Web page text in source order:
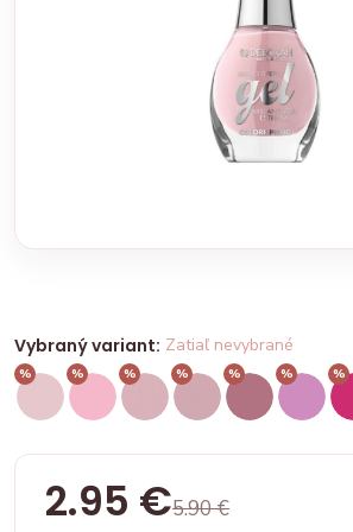
Vybraný variant: Zatiaľ nevybrané
% % % % % % %
2.95 €5.90 €